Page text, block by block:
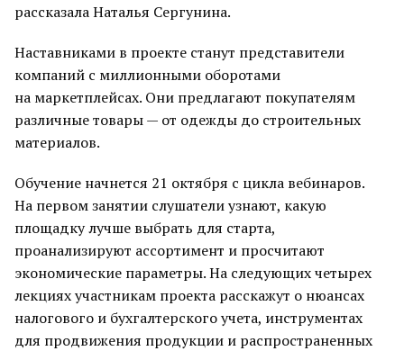
рассказала Наталья Сергунина.
Наставниками в проекте станут представители
компаний с миллионными оборотами
на маркетплейсах. Они предлагают покупателям
различные товары — от одежды до строительных
материалов.
Обучение начнется 21 октября с цикла вебинаров.
На первом занятии слушатели узнают, какую
площадку лучше выбрать для старта,
проанализируют ассортимент и просчитают
экономические параметры. На следующих четырех
лекциях участникам проекта расскажут о нюансах
налогового и бухгалтерского учета, инструментах
для продвижения продукции и распространенных